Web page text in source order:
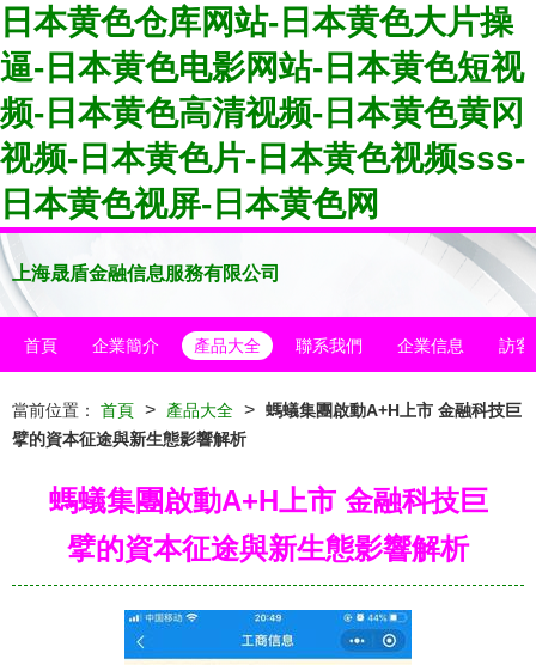
日本黄色仓库网站-日本黄色大片操
逼-日本黄色电影网站-日本黄色短视
频-日本黄色高清视频-日本黄色黄冈
视频-日本黄色片-日本黄色视频sss-
日本黄色视屏-日本黄色网
上海晟盾金融信息服務有限公司
首頁 企業簡介 產品大全 聯系我們 企業信息 訪客
當前位置： 首頁 > 產品大全 > 螞蟻集團啟動A+H上市 金融科技巨
擘的資本征途與新生態影響解析
螞蟻集團啟動A+H上市 金融科技巨
擘的資本征途與新生態影響解析